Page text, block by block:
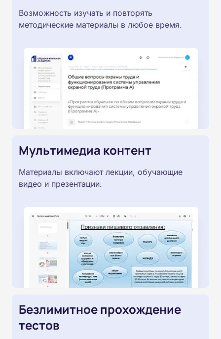
Возможность изучать и повторять
методические материалы в любое время.
Мультимедиа контент
Материалы включают лекции, обучающие
видео и презентации.
Безлимитное прохождение
тестов